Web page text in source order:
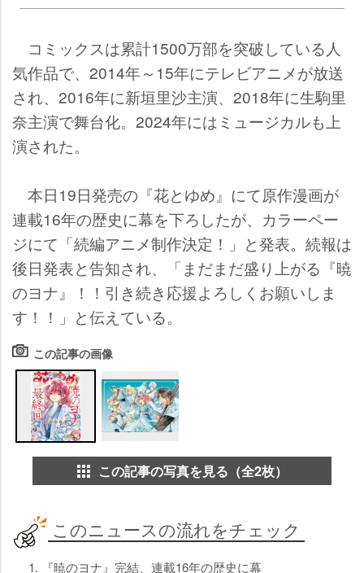
コミックスは累計1500万部を突破している人
気作品で、2014年～15年にテレビアニメが放送
され、2016年に新垣里沙主演、2018年に生駒里
奈主演で舞台化。2024年にはミュージカルも上
演された。
本日19日発売の『花とゆめ』にて原作漫画が
連載16年の歴史に幕を下ろしたが、カラーペー
ジにて「続編アニメ制作決定！」と発表。続報は
後日発表と告知され、「まだまだ盛り上がる『暁
のヨナ』！！引き続き応援よろしくお願いしま
す！！」と伝えている。
この記事の画像
この記事の写真を見る（全2枚）
このニュースの流れをチェック
1. 『暁のヨナ』完結、連載16年の歴史に幕